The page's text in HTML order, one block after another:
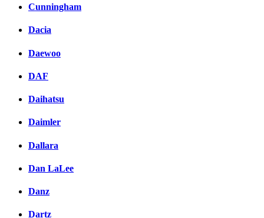
Cunningham
Dacia
Daewoo
DAF
Daihatsu
Daimler
Dallara
Dan LaLee
Danz
Dartz